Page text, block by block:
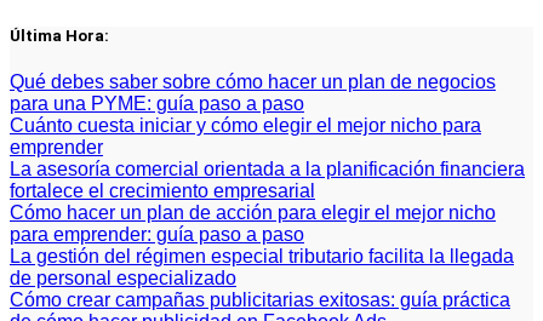
Saltar
contenido
Última Hora:
Qué debes saber sobre cómo hacer un plan de negocios
para una PYME: guía paso a paso
Cuánto cuesta iniciar y cómo elegir el mejor nicho para
emprender
La asesoría comercial orientada a la planificación financiera
fortalece el crecimiento empresarial
Cómo hacer un plan de acción para elegir el mejor nicho
para emprender: guía paso a paso
La gestión del régimen especial tributario facilita la llegada
de personal especializado
Cómo crear campañas publicitarias exitosas: guía práctica